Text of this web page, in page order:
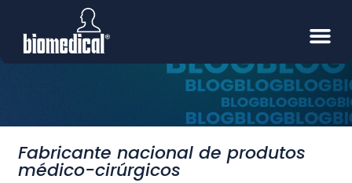
Fabricante nacional de produtos
médico-cirúrgicos